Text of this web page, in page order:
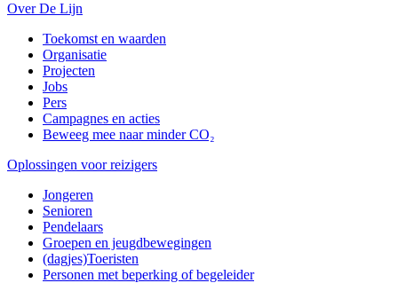
Over De Lijn
Toekomst en waarden
Organisatie
Projecten
Jobs
Pers
Campagnes en acties
Beweeg mee naar minder CO₂
Oplossingen voor reizigers
Jongeren
Senioren
Pendelaars
Groepen en jeugdbewegingen
(dagjes)Toeristen
Personen met beperking of begeleider